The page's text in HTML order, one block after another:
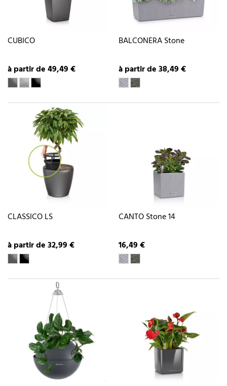
CUBICO
à partir de 49,49 €
BALCONERA Stone
à partir de 38,49 €
CLASSICO LS
à partir de 32,99 €
CANTO Stone 14
16,49 €